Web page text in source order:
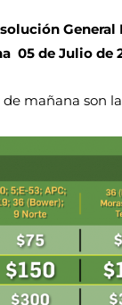
General
05 de Julio de
mañana son